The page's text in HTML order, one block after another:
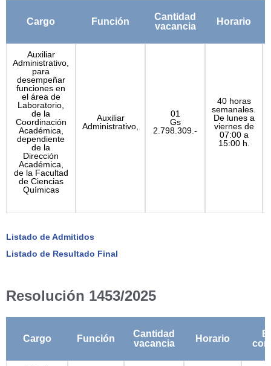
Cargo Función
Cantidad
vacancia
Horario
Auxiliar
Administrativo,
para
desempeñar
funciones en
el área de
Laboratorio,
de la
Coordinación
Académica,
dependiente
de la
Dirección
Académica,
de la Facultad
de Ciencias
Químicas
Auxiliar
Administrativo,
01
Gs
2.798.309.-
40 horas
semanales.
De lunes a
viernes de
07:00 a
15:00 h.
Listado de Admitidos
Listado de Resultado Final
Resolución 1453/2025
Cargo Función
Cantidad
vacancia
Horario